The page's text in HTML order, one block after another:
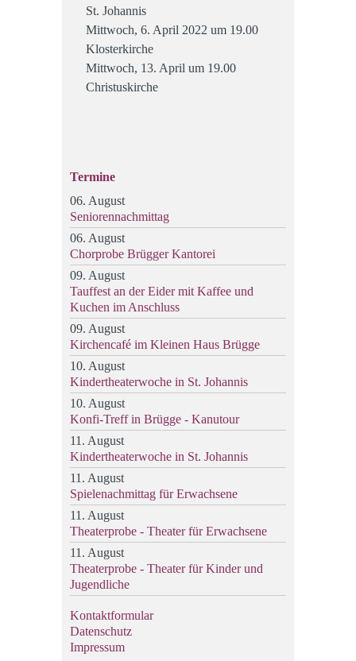
St. Johannis
Mittwoch, 6. April 2022 um 19.00
Klosterkirche
Mittwoch, 13. April um 19.00
Christuskirche
Termine
06. August
Seniorennachmittag
06. August
Chorprobe Brügger Kantorei
09. August
Tauffest an der Eider mit Kaffee und
Kuchen im Anschluss
09. August
Kirchencafé im Kleinen Haus Brügge
10. August
Kindertheaterwoche in St. Johannis
10. August
Konfi-Treff in Brügge - Kanutour
11. August
Kindertheaterwoche in St. Johannis
11. August
Spielenachmittag für Erwachsene
11. August
Theaterprobe - Theater für Erwachsene
11. August
Theaterprobe - Theater für Kinder und
Jugendliche
Kontaktformular
Datenschutz
Impressum